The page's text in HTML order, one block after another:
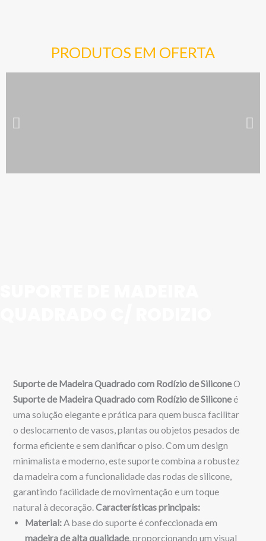
PRODUTOS EM OFERTA
Suporte de Madeira Quadrado com Rodízio de SiliconeO
Suporte de Madeira Quadrado com Rodízio de Siliconeé
uma solução elegante e prática para quem busca facilitar
o deslocamento de vasos, plantas ou objetos pesados de
forma eficiente e sem danificar o piso. Com um design
minimalista e moderno, este suporte combina a robustez
da madeira com a funcionalidade das rodas de silicone,
garantindo facilidade de movimentação e um toque
natural à decoração.Características principais:
Material:A base do suporte é confeccionada em
madeira de alta qualidade, proporcionando um visual